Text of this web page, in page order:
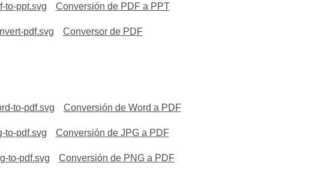
to-ppt.svg Conversión de PDF a PPT
pdf.svg Conversor de PDF
to-pdf.svg Conversión de Word a PDF
to-pdf.svg Conversión de JPG a PDF
to-pdf.svg Conversión de PNG a PDF